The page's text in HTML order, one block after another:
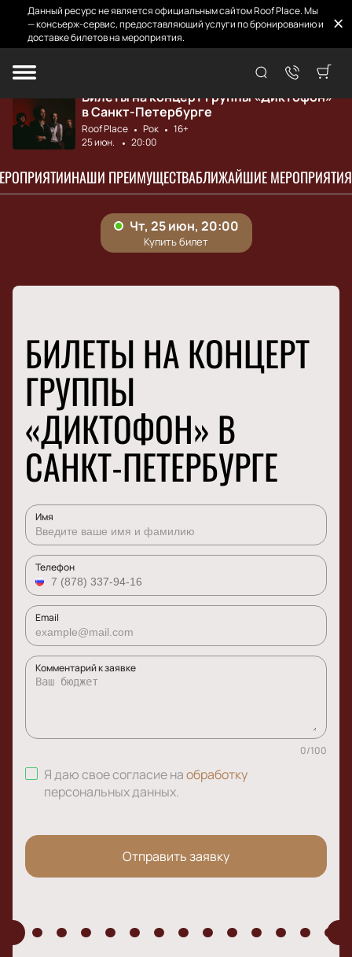
Данный ресурс не является официальным сайтом Roof Place. Мы
— консьерж-сервис, предоставляющий услуги по бронированию и
доставке билетов на мероприятия.
Главная
Билеты на концерт группы «Диктофон»
в Санкт-Петербурге
Roof Place Рок
16+
25 июн.
20:00
НАШИ ПРЕИМУЩЕСТВАБЛИЖАЙШИЕ МЕРОПРИЯТИЯ
БИЛЕТЫ НА КОНЦЕРТ
ГРУППЫ
«ДИКТОФОН» В
САНКТ-ПЕТЕРБУРГЕ
Имя
Телефон
Email
Комментарий к заявке
0/100
Я даю свое согласие наобработку
персональных данных.
Отправить заявку